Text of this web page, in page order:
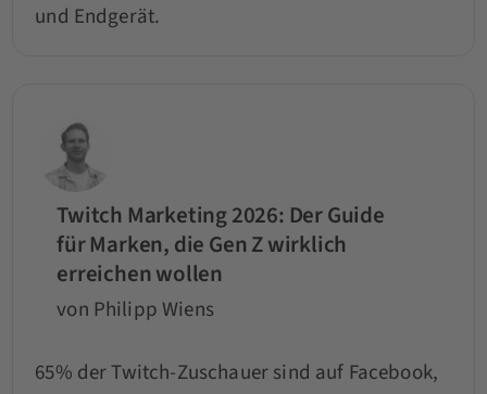
und Endgerät.
Twitch Marketing 2026: Der Guide
für Marken, die Gen Z wirklich
erreichen wollen
von Philipp Wiens
65% der Twitch-Zuschauer sind auf Facebook,